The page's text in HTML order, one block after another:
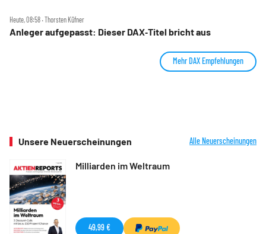
Heute, 08:58 ‧ Thorsten Küfner
Anleger aufgepasst: Dieser DAX‑Titel bricht aus
Mehr DAX Empfehlungen
Unsere Neuerscheinungen Alle Neuerscheinungen
Milliarden im Weltraum
49,99 €